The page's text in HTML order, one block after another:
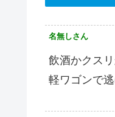
名無しさん
飲酒かクス
軽ワゴンで